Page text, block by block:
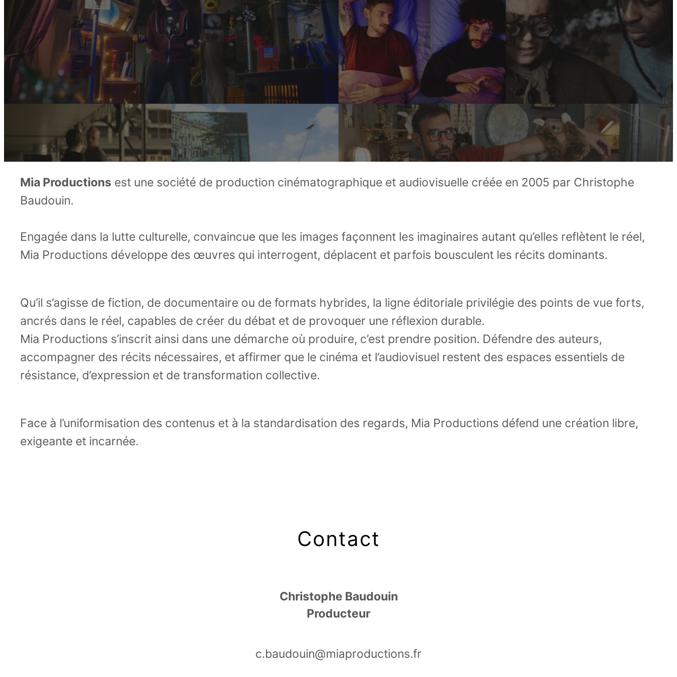
Mia Productions est une société de production cinématographique et audiovisuelle créée en 2005 par Christophe
Baudouin.
Engagée dans la lutte culturelle, convaincue que les images façonnent les imaginaires autant qu’elles reflètent le réel,
Mia Productions développe des œuvres qui interrogent, déplacent et parfois bousculent les récits dominants.
Qu’il s’agisse de fiction, de documentaire ou de formats hybrides, la ligne éditoriale privilégie des points de vue forts,
ancrés dans le réel, capables de créer du débat et de provoquer une réflexion durable.
Mia Productions s’inscrit ainsi dans une démarche où produire, c’est prendre position. Défendre des auteurs,
accompagner des récits nécessaires, et affirmer que le cinéma et l’audiovisuel restent des espaces essentiels de
résistance, d’expression et de transformation collective.
Face à l’uniformisation des contenus et à la standardisation des regards, Mia Productions défend une création libre,
exigeante et incarnée.
Contact
Christophe Baudouin
Producteur
c.baudouin@miaproductions.fr